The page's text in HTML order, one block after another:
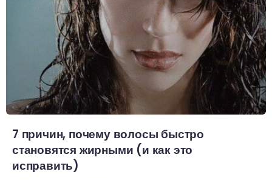
7 причин, почему волосы быстро
становятся жирными (и как это
исправить)